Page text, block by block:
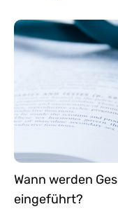
Wann werden
eingeführt?